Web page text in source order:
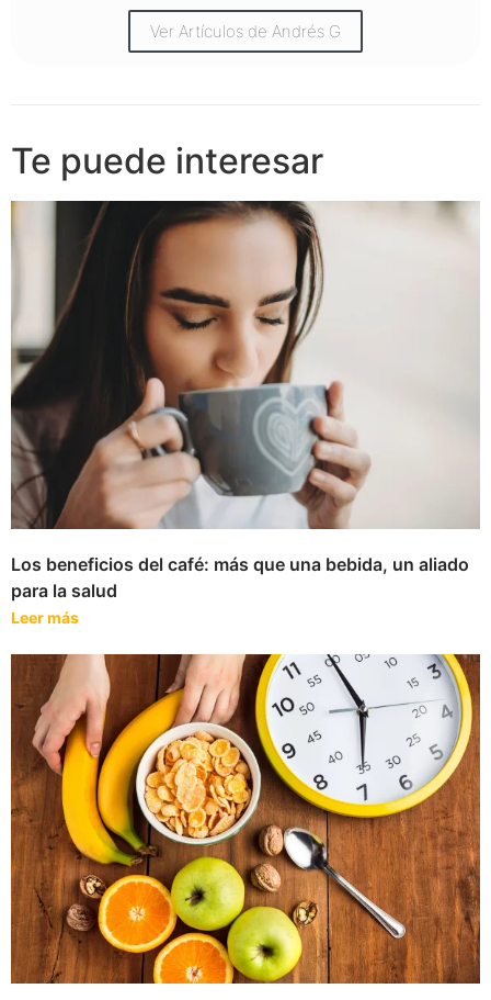
Ver Artículos de Andrés G
Te puede interesar
Los beneficios del café: más que una bebida, un aliado
para la salud
Leer más